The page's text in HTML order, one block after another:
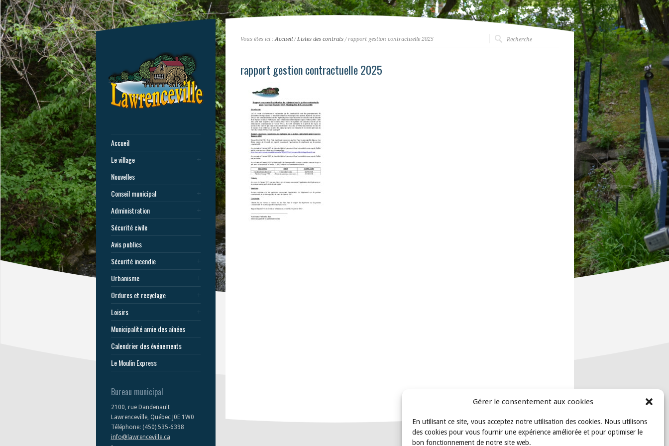
Gérer le consentement aux cookies
En utilisant ce site, vous acceptez notre utilisation des cookies. Nous utilisons
des cookies pour vous fournir une expérience améliorée et pour optimiser le
bon fonctionnement de notre site web.
Accueil
Le village
Nouvelles
Conseil municipal
Administration
Sécurité civile
Avis publics
Sécurité incendie
Urbanisme
Ordures et recyclage
Loisirs
Municipalité amie des aînées
Calendrier des événements
Le Moulin Express
Bureau municipal
2100, rue Dandenault
Lawrenceville, Québec J0E 1W0
Téléphone: (450) 535-6398
info@lawrenceville.ca
Vous êtes ici :Accueil/Listes des contrats/ rapport gestion contractuelle 2025
rapport gestion contractuelle 2025